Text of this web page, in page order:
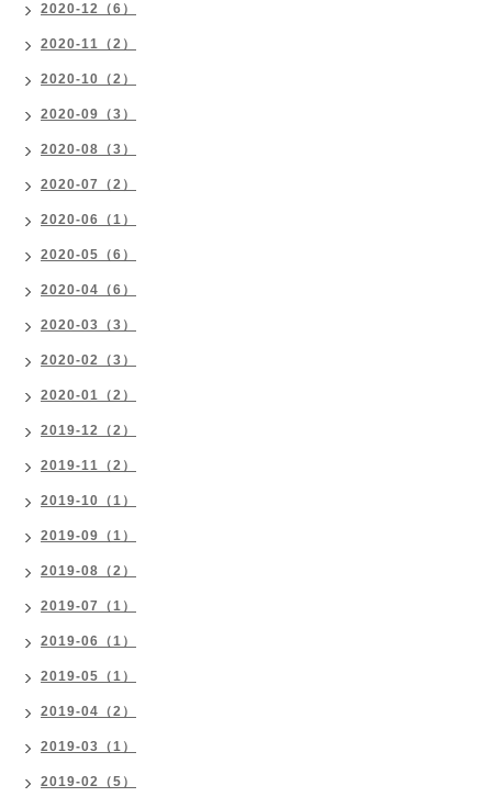
2020-12（6）
2020-11（2）
2020-10（2）
2020-09（3）
2020-08（3）
2020-07（2）
2020-06（1）
2020-05（6）
2020-04（6）
2020-03（3）
2020-02（3）
2020-01（2）
2019-12（2）
2019-11（2）
2019-10（1）
2019-09（1）
2019-08（2）
2019-07（1）
2019-06（1）
2019-05（1）
2019-04（2）
2019-03（1）
2019-02（5）